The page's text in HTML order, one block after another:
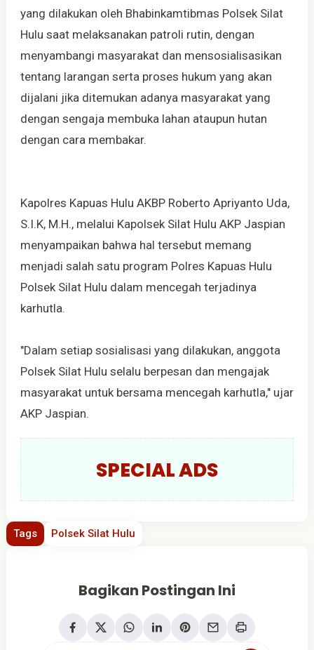
yang dilakukan oleh Bhabinkamtibmas Polsek Silat
Hulu saat melaksanakan patroli rutin, dengan
menyambangi masyarakat dan mensosialisasikan
tentang larangan serta proses hukum yang akan
dijalani jika ditemukan adanya masyarakat yang
dengan sengaja membuka lahan ataupun hutan
dengan cara membakar.
Kapolres Kapuas Hulu AKBP Roberto Apriyanto Uda,
S.I.K, M.H., melalui Kapolsek Silat Hulu AKP Jaspian
menyampaikan bahwa hal tersebut memang
menjadi salah satu program Polres Kapuas Hulu
Polsek Silat Hulu dalam mencegah terjadinya
karhutla.
"Dalam setiap sosialisasi yang dilakukan, anggota
Polsek Silat Hulu selalu berpesan dan mengajak
masyarakat untuk bersama mencegah karhutla," ujar
AKP Jaspian.
SPECIAL ADS
Tags Polsek Silat Hulu
Bagikan Postingan Ini